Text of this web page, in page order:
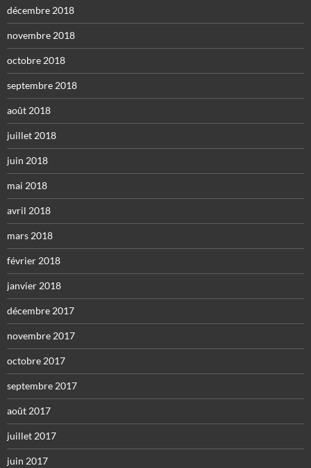
décembre 2018
novembre 2018
octobre 2018
septembre 2018
août 2018
juillet 2018
juin 2018
mai 2018
avril 2018
mars 2018
février 2018
janvier 2018
décembre 2017
novembre 2017
octobre 2017
septembre 2017
août 2017
juillet 2017
juin 2017